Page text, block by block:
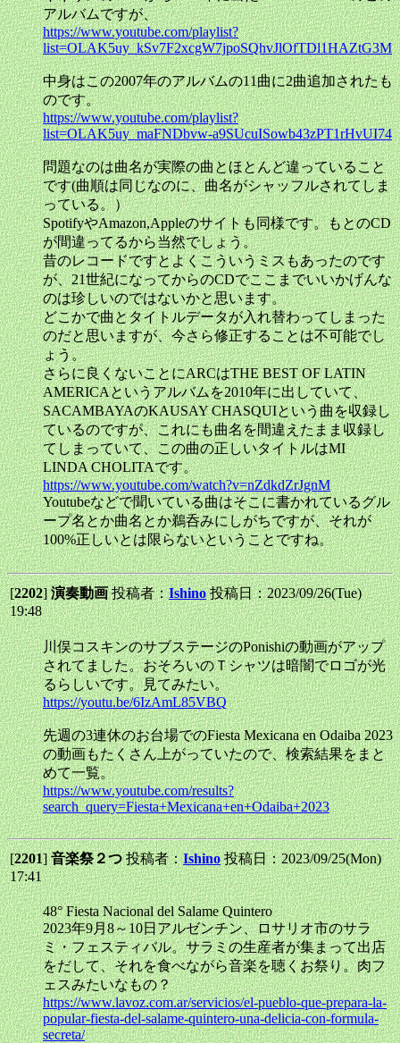
アルバムですが、
https://www.youtube.com/playlist?
list=OLAK5uy_kSv7F2xcgW7jpoSQhvJlOfTDl1HAZtG3M
中身はこの2007年のアルバムの11曲に2曲追加されたも
のです。
https://www.youtube.com/playlist?
list=OLAK5uy_maFNDbvw-a9SUcuISowb43zPT1rHvUI74
問題なのは曲名が実際の曲とほとんど違っていること
です(曲順は同じなのに、曲名がシャッフルされてしま
っている。）
SpotifyやAmazon,Appleのサイトも同様です。もとのCD
が間違ってるから当然でしょう。
昔のレコードですとよくこういうミスもあったのです
が、21世紀になってからのCDでここまでいいかげんな
のは珍しいのではないかと思います。
どこかで曲とタイトルデータが入れ替わってしまった
のだと思いますが、今さら修正することは不可能でし
ょう。
さらに良くないことにARCはTHE BEST OF LATIN
AMERICAというアルバムを2010年に出していて、
SACAMBAYAのKAUSAY CHASQUIという曲を収録し
ているのですが、これにも曲名を間違えたまま収録し
てしまっていて、この曲の正しいタイトルはMI
LINDA CHOLITAです。
https://www.youtube.com/watch?v=nZdkdZrJgnM
Youtubeなどで聞いている曲はそこに書かれているグル
ープ名とか曲名とか鵜呑みにしがちですが、それが
100%正しいとは限らないということですね。
[2202]演奏動画投稿者：Ishino 投稿日：2023/09/26(Tue)
19:48
川俣コスキンのサブステージのPonishiの動画がアップ
されてました。おそろいのＴシャツは暗闇でロゴが光
るらしいです。見てみたい。
https://youtu.be/6IzAmL85VBQ
先週の3連休のお台場でのFiesta Mexicana en Odaiba 2023
の動画もたくさん上がっていたので、検索結果をまと
めて一覧。
https://www.youtube.com/results?
search_query=Fiesta+Mexicana+en+Odaiba+2023
[2201]音楽祭２つ投稿者：Ishino 投稿日：2023/09/25(Mon)
17:41
48° Fiesta Nacional del Salame Quintero
2023年9月8～10日アルゼンチン、ロサリオ市のサラ
ミ・フェスティバル。サラミの生産者が集まって出店
をだして、それを食べながら音楽を聴くお祭り。肉フ
ェスみたいなもの？
https://www.lavoz.com.ar/servicios/el-pueblo-que-prepara-la-
popular-fiesta-del-salame-quintero-una-delicia-con-formula-
secreta/